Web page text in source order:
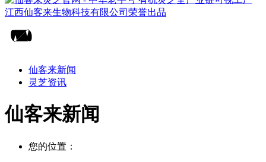
仙客来新闻
灵芝资讯
仙客来新闻
您的位置：